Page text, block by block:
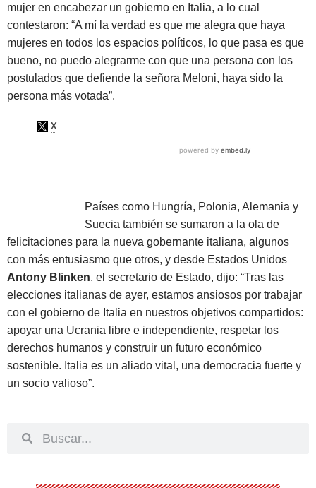
mujer en encabezar un gobierno en Italia, a lo cual
contestaron: “A mí la verdad es que me alegra que haya
mujeres en todos los espacios políticos, lo que pasa es que
bueno, no puedo alegrarme con que una persona con los
postulados que defiende la señora Meloni, haya sido la
persona más votada”.
Países como Hungría, Polonia, Alemania y
Suecia también se sumaron a la ola de
felicitaciones para la nueva gobernante italiana, algunos
con más entusiasmo que otros, y desde Estados Unidos
Antony Blinken, el secretario de Estado, dijo: “Tras las
elecciones italianas de ayer, estamos ansiosos por trabajar
con el gobierno de Italia en nuestros objetivos compartidos:
apoyar una Ucrania libre e independiente, respetar los
derechos humanos y construir un futuro económico
sostenible. Italia es un aliado vital, una democracia fuerte y
un socio valioso”.